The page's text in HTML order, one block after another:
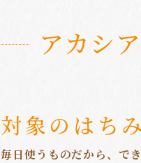
アカシ
対象のはち
毎日使うものだから、で